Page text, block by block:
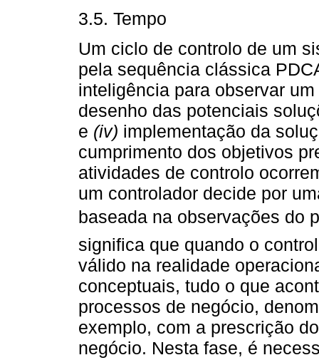
3.5. Tempo
Um ciclo de controlo de um
pela sequência clássica
inteligência para observar
desenho das potenciais
e (iv) implementação da
cumprimento dos objetivos
atividades de controlo
um controlador decide por
baseada na observações do
significa que quando o
válido na realidade
conceptuais, tudo o que
processos de negócio,
exemplo, com a prescrição
negócio. Nesta fase, é